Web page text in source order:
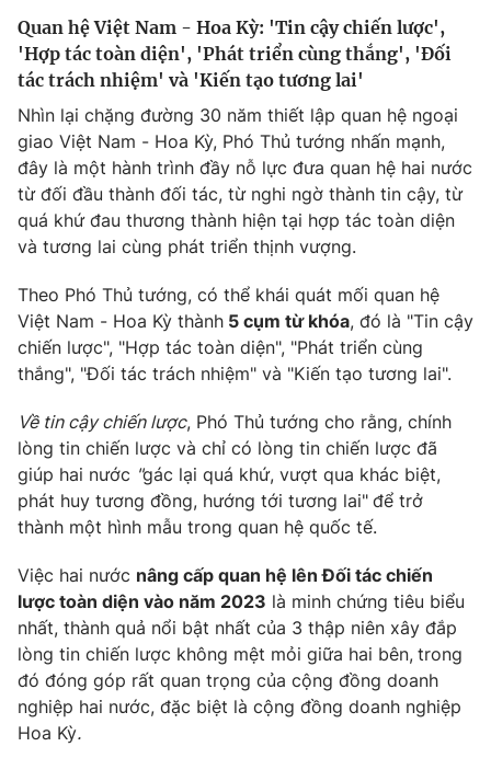
Photo Infographic
Video Shorts video
VTV Money VTV Thể thao
VTV Sức khoẻ Bất động sản
Thị trường 24h Tấm lòng Việt
VTV4 Vươn mình bằng AI
VTV9 VTV8
Liên hệ tòa soạn English
THỜI BÁO VTV
Theo dõi báo trên
Cơ quan chủ quản:
Quan hệ Việt Nam - Hoa Kỳ: 'Tin cậy chiến lược',
'Hợp tác toàn diện', 'Phát triển cùng thắng', 'Đối
tác trách nhiệm' và 'Kiến tạo tương lai'
Nhìn lại chặng đường 30 năm thiết lập quan hệ ngoại
giao Việt Nam - Hoa Kỳ, Phó Thủ tướng nhấn mạnh,
đây là một hành trình đầy nỗ lực đưa quan hệ hai nước
từ đối đầu thành đối tác, từ nghi ngờ thành tin cậy, từ
quá khứ đau thương thành hiện tại hợp tác toàn diện
và tương lai cùng phát triển thịnh vượng.
Theo Phó Thủ tướng, có thể khái quát mối quan hệ
Việt Nam - Hoa Kỳ thành 5 cụm từ khóa, đó là "Tin cậy
chiến lược", "Hợp tác toàn diện", "Phát triển cùng
thắng", "Đối tác trách nhiệm" và "Kiến tạo tương lai".
Về tin cậy chiến lược, Phó Thủ tướng cho rằng, chính
lòng tin chiến lược và chỉ có lòng tin chiến lược đã
giúp hai nước "gác lại quá khứ, vượt qua khác biệt,
phát huy tương đồng, hướng tới tương lai" để trở
thành một hình mẫu trong quan hệ quốc tế.
Việc hai nước nâng cấp quan hệ lên Đối tác chiến
lược toàn diện vào năm 2023 là minh chứng tiêu biểu
nhất, thành quả nổi bật nhất của 3 thập niên xây đắp
lòng tin chiến lược không mệt mỏi giữa hai bên, trong
đó đóng góp rất quan trọng của cộng đồng doanh
nghiệp hai nước, đặc biệt là cộng đồng doanh nghiệp
Hoa Kỳ.